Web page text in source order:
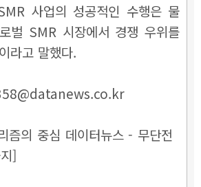
사업의 성공적인 수행은 물
벌 SMR 시장에서 경쟁 우위를
라고 말했다.
즘의 중심 데이터뉴스 - 무단전
]